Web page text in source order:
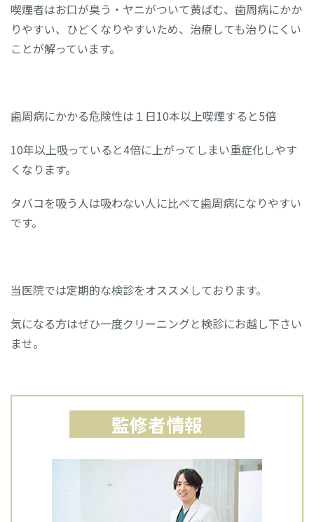
喫煙者はお口が臭う・ヤニがついて黄ばむ、歯周病にかか
りやすい、ひどくなりやすいため、治療しても治りにくい
ことが解っています。
歯周病にかかる危険性は１日10本以上喫煙すると5倍
10年以上吸っていると4倍に上がってしまい重症化しやす
くなります。
タバコを吸う人は吸わない人に比べて歯周病になりやすい
です。
当医院では定期的な検診をオススメしております。
気になる方はぜひ一度クリーニングと検診にお越し下さい
ませ。
監修者情報